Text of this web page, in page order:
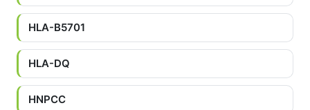
HLA-B5701
HLA-DQ
HNPCC